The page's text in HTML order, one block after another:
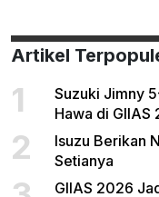
Artikel
1
Suzuki Jimny
Hawa di GIIAS
2
Isuzu Berikan
Setianya
GIIAS 2026